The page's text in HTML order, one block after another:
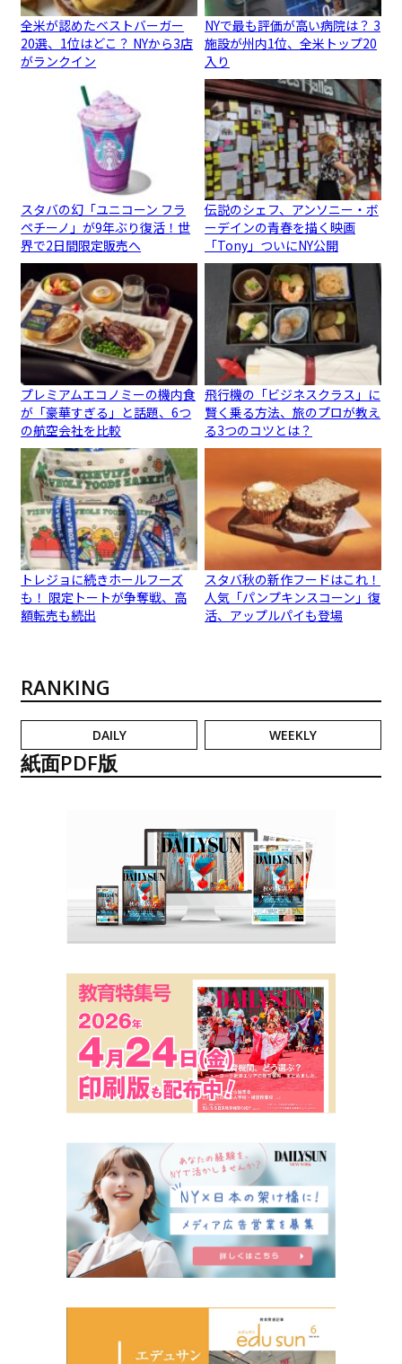
全米が認めたベストバーガー
20選、1位はどこ？ NYから3店
がランクイン
NYで最も評価が高い病院は？ 3
施設が州内1位、全米トップ20
入り
スタバの幻「ユニコーン フラ
ペチーノ」が9年ぶり復活！世
界で2日間限定販売へ
伝説のシェフ、アンソニー・ボ
ーデインの青春を描く映画
「Tony」ついにNY公開
プレミアムエコノミーの機内食
が「豪華すぎる」と話題、6つ
の航空会社を比較
飛行機の「ビジネスクラス」に
賢く乗る方法、旅のプロが教え
る3つのコツとは？
トレジョに続きホールフーズ
も！ 限定トートが争奪戦、高
額転売も続出
スタバ秋の新作フードはこれ！
人気「パンプキンスコーン」復
活、アップルパイも登場
RANKING
DAILY WEEKLY
紙面PDF版